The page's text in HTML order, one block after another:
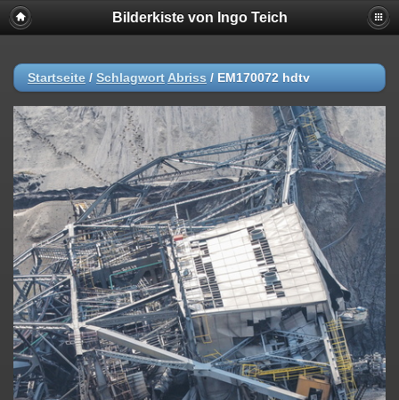
Bilderkiste von Ingo Teich
Startseite / Schlagwort Abriss / EM170072 hdtv